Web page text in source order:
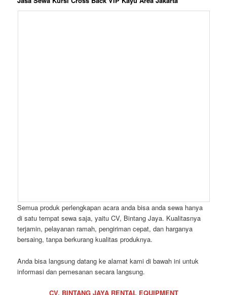
Semua produk perlengkapan acara anda bisa anda sewa hanya
di satu tempat sewa saja, yaitu CV, Bintang Jaya. Kualitasnya
terjamin, pelayanan ramah, pengiriman cepat, dan harganya
bersaing, tanpa berkurang kualitas produknya.
Anda bisa langsung datang ke alamat kami di bawah ini untuk
informasi dan pemesanan secara langsung.
CV. BINTANG JAYA RENTAL EQUIPMENT